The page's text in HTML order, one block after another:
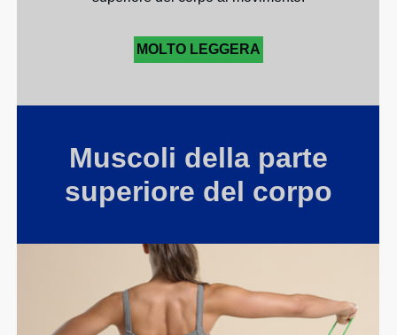
MOLTO LEGGERA
Muscoli della parte
superiore del corpo